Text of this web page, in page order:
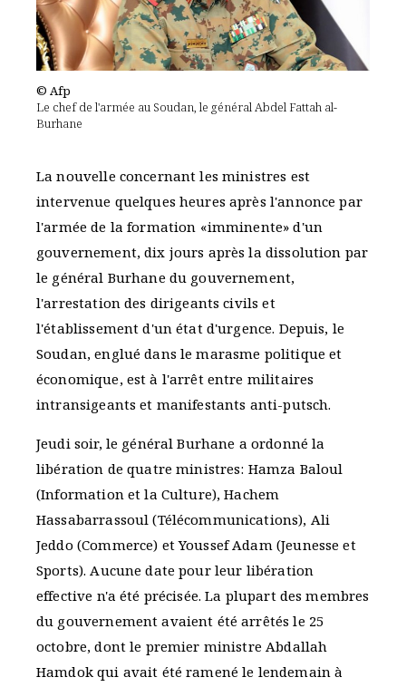
© Afp
Le chef de l'armée au Soudan, le général Abdel Fattah al-
Burhane
La nouvelle concernant les ministres est
intervenue quelques heures après l'annonce par
l'armée de la formation «imminente» d'un
gouvernement, dix jours après la dissolution par
le général Burhane du gouvernement,
l'arrestation des dirigeants civils et
l'établissement d'un état d'urgence. Depuis, le
Soudan, englué dans le marasme politique et
économique, est à l'arrêt entre militaires
intransigeants et manifestants anti-putsch.
Jeudi soir, le général Burhane a ordonné la
libération de quatre ministres: Hamza Baloul
(Information et la Culture), Hachem
Hassabarrassoul (Télécommunications), Ali
Jeddo (Commerce) et Youssef Adam (Jeunesse et
Sports). Aucune date pour leur libération
effective n'a été précisée. La plupart des membres
du gouvernement avaient été arrêtés le 25
octobre, dont le premier ministre Abdallah
Hamdok qui avait été ramené le lendemain à